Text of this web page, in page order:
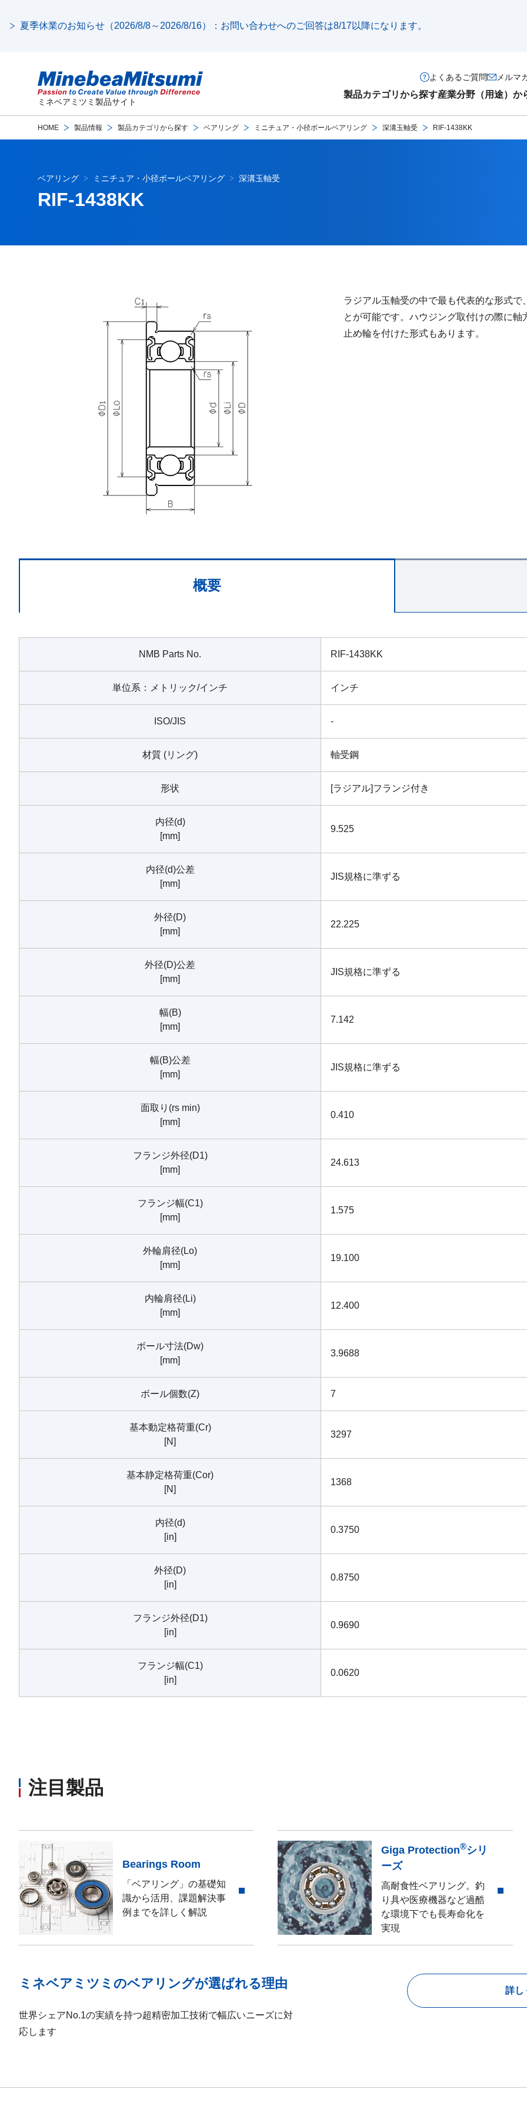
夏季休業のお知らせ（2026/8/8～2026/8/16）：お問い合わせへのご回答は8/17以降になります。
ミネベアミツミ製品サイト
製品カテゴリから探す産業分野（用途）か
よくあるご質問 メルマ
HOME 製品情報 製品カテゴリから探す ベアリング ミニチュア・小径ボールベアリング 深溝玉軸受 RIF-1438KK
ベアリング ミニチュア・小径ボールベアリング 深溝玉軸受
RIF-1438KK
ラジアル玉軸受の中で最も代表的な形式
とが可能です。ハウジング取付けの際に
止め輪を付けた形式もあります。
概要
NMB Parts No. RIF-1438KK
単位系：メトリック/インチ インチ
ISO/JIS -
材質 (リング) 軸受鋼
形状 [ラジアル]フランジ付き
内径(d)
[mm]
9.525
内径(d)公差
[mm]
JIS規格に準ずる
外径(D)
[mm]
22.225
外径(D)公差
[mm]
JIS規格に準ずる
幅(B)
[mm]
7.142
幅(B)公差
[mm]
JIS規格に準ずる
面取り(rs min)
[mm]
0.410
フランジ外径(D1)
[mm]
24.613
フランジ幅(C1)
[mm]
1.575
外輪肩径(Lo)
[mm]
19.100
内輪肩径(Li)
[mm]
12.400
ボール寸法(Dw)
[mm]
3.9688
ボール個数(Z) 7
基本動定格荷重(Cr)
[N]
3297
基本静定格荷重(Cor)
[N]
1368
内径(d)
[in]
0.3750
外径(D)
[in]
0.8750
フランジ外径(D1)
[in]
0.9690
フランジ幅(C1)
[in]
0.0620
注目製品
Bearings Room
「ベアリング」の基礎知
識から活用、課題解決事
例までを詳しく解説
Giga Protection®シリ
ーズ
高耐食性ベアリング。釣
り具や医療機器など過酷
な環境下でも長寿命化を
実現
ミネベアミツミのベアリングが選ばれる理由
世界シェアNo.1の実績を持つ超精密加工技術で幅広いニーズに対
応します
詳し